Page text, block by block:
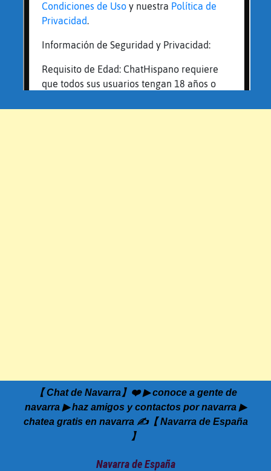
【 Chat de Navarra】❤️ ▶ conoce a gente de
navarra ▶ haz amigos y contactos por navarra ▶
chatea gratis en navarra ✍️【 Navarra de España
】
Navarra de España